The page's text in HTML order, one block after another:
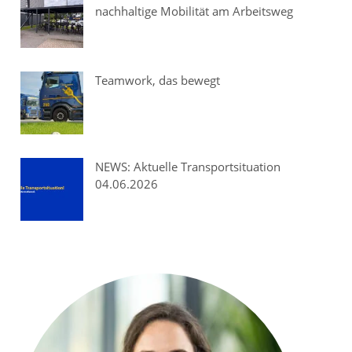
nachhaltige Mobilität am Arbeitsweg
Teamwork, das bewegt
NEWS: Aktuelle Transportsituation
04.06.2026